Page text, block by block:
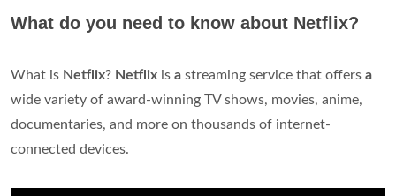
What do you need to know about Netflix?
What is Netflix? Netflix is a streaming service that offers a
wide variety of award-winning TV shows, movies, anime,
documentaries, and more on thousands of internet-
connected devices.